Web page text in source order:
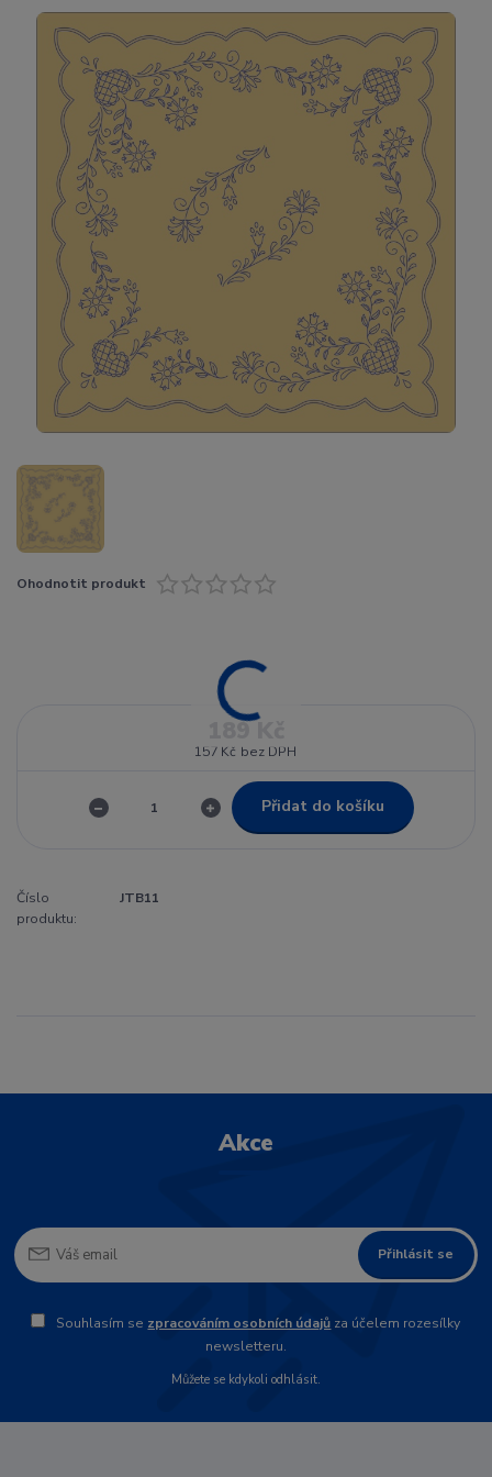
Ohodnotit produkt
189 Kč
157 Kč bez DPH
Přidat do košíku
Číslo
produktu:
JTB11
Akce
Přihlásit se
Souhlasím se zpracováním osobních údajů za účelem rozesílky
newsletteru.
Můžete se kdykoli odhlásit.